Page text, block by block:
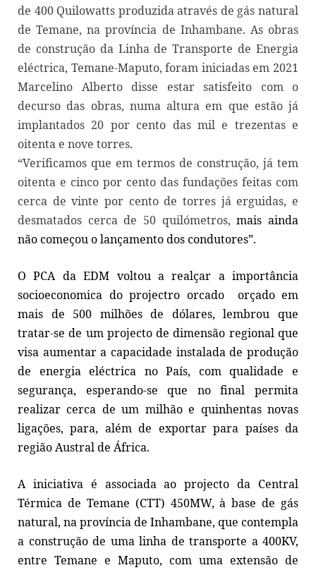
de 400 Quilowatts produzida através de gás natural
de Temane, na província de Inhambane. As obras
de construção da Linha de Transporte de Energia
eléctrica, Temane-Maputo, foram iniciadas em 2021
Marcelino Alberto disse estar satisfeito com o
decurso das obras, numa altura em que estão já
implantados 20 por cento das mil e trezentas e
oitenta e nove torres.
“Verificamos que em termos de construção, já tem
oitenta e cinco por cento das fundações feitas com
cerca de vinte por cento de torres já erguidas, e
desmatados cerca de 50 quilómetros,mais ainda
não começou o lançamento dos condutores”.
O PCA da EDM voltou a realçar a importância
socioeconomica do projectro orcado orçado em
mais de 500 milhões de dólares, lembrou que
tratar-se de um projecto de dimensão regional que
visa aumentar a capacidade instalada de produção
de energia eléctrica no País, com qualidade e
segurança, esperando-se que no final permita
realizar cerca de um milhão e quinhentas novas
ligações, para, além de exportar para países da
região Austral de África.
A iniciativa é associada ao projecto da Central
Térmica de Temane (CTT) 450MW, à base de gás
natural, na província de Inhambane, que contempla
a construção de uma linha de transporte a 400KV,
entre Temane e Maputo, com uma extensão de